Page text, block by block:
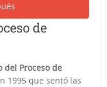
de
del Proceso de
1995 que sentó las